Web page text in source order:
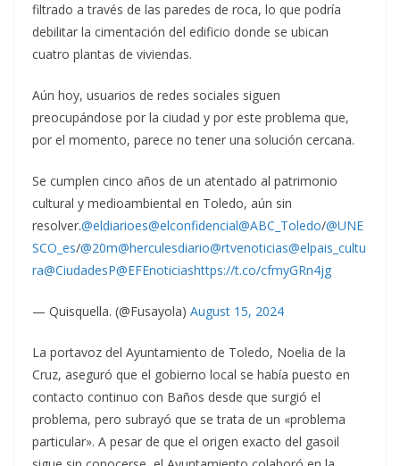
filtrado a través de las paredes de roca, lo que podría
debilitar la cimentación del edificio donde se ubican
cuatro plantas de viviendas.
Aún hoy, usuarios de redes sociales siguen
preocupándose por la ciudad y por este problema que,
por el momento, parece no tener una solución cercana.
Se cumplen cinco años de un atentado al patrimonio
cultural y medioambiental en Toledo, aún sin
resolver.@eldiarioes@elconfidencial@ABC_Toledo/@UNE
SCO_es/@20m@herculesdiario@rtvenoticias@elpais_cultu
ra@CiudadesP@EFEnoticiashttps://t.co/cfmyGRn4jg
— Quisquella. (@Fusayola) August 15, 2024
La portavoz del Ayuntamiento de Toledo, Noelia de la
Cruz, aseguró que el gobierno local se había puesto en
contacto continuo con Baños desde que surgió el
problema, pero subrayó que se trata de un «problema
particular». A pesar de que el origen exacto del gasoil